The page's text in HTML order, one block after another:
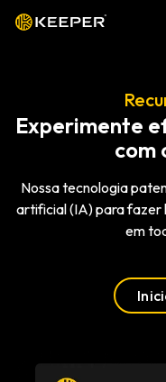
Experimente
com
Nossa tecnologia
artificial (IA) para fazer
em